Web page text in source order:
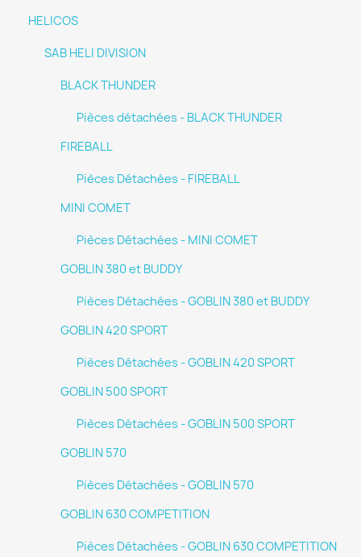
HELICOS
SAB HELI DIVISION
BLACK THUNDER
Pièces détachées - BLACK THUNDER
FIREBALL
Pièces Détachées - FIREBALL
MINI COMET
Pièces Détachées - MINI COMET
GOBLIN 380 et BUDDY
Pièces Détachées - GOBLIN 380 et BUDDY
GOBLIN 420 SPORT
Pièces Détachées - GOBLIN 420 SPORT
GOBLIN 500 SPORT
Pièces Détachées - GOBLIN 500 SPORT
GOBLIN 570
Pièces Détachées - GOBLIN 570
GOBLIN 630 COMPETITION
Pièces Détachées - GOBLIN 630 COMPETITION